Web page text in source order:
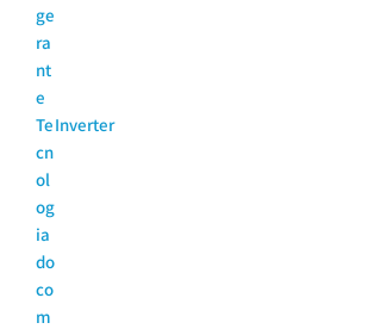
ge
ra
nt
e
Te
cn
ol
og
ia
do
co
m
Inverter